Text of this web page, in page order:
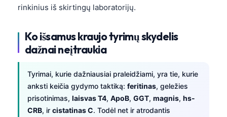
rinkinius iš skirtingų laboratorijų.
Ko išsamus kraujo tyrimų skydelis
dažnai neįtraukia
Tyrimai, kurie dažniausiai praleidžiami, yra tie, kurie
anksti keičia gydymo taktiką: feritinas, geležies
prisotinimas, laisvas T4, ApoB, GGT, magnis, hs-
CRB, ir cistatinas C. Todėl net ir atrodantis